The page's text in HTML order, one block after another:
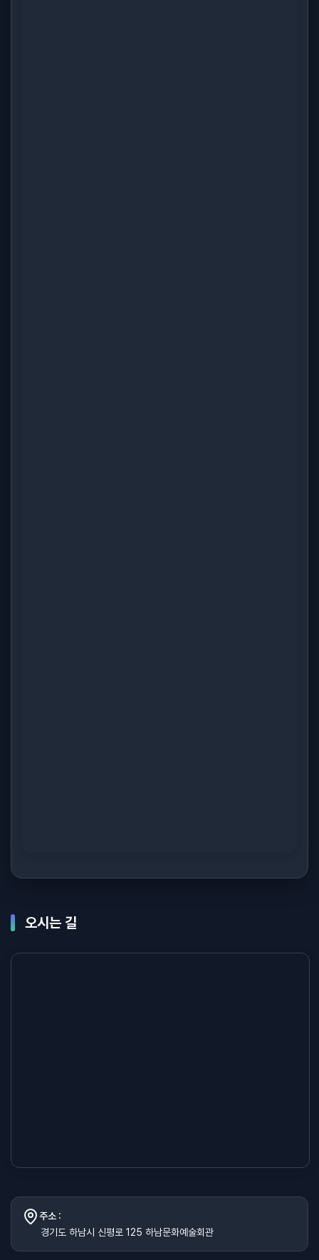
오시는 길
주소 :
경기도 하남시 신평로 125 하남문화예술회관